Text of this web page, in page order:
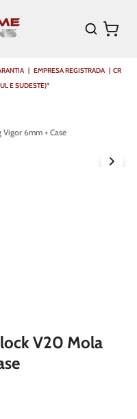
| EMPRESA REGISTRADA | CR
E SUDESTE)*
6mm + Case
V20 Mola